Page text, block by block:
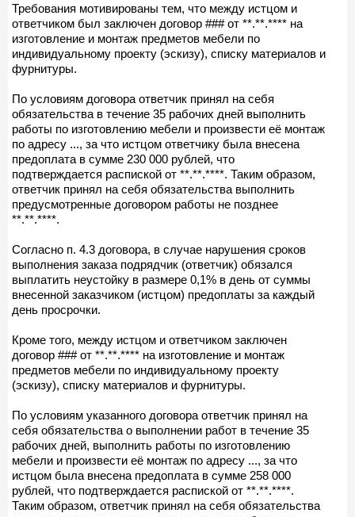
Требования мотивированы тем, что между истцом и
ответчиком был заключен договор ### от **.**.**** на
изготовление и монтаж предметов мебели по
индивидуальному проекту (эскизу), списку материалов и
фурнитуры.
По условиям договора ответчик принял на себя
обязательства в течение 35 рабочих дней выполнить
работы по изготовлению мебели и произвести её монтаж
по адресу ..., за что истцом ответчику была внесена
предоплата в сумме 230 000 рублей, что
подтверждается распиской от **.**.****. Таким образом,
ответчик принял на себя обязательства выполнить
предусмотренные договором работы не позднее
**.**.****.
Согласно п. 4.3 договора, в случае нарушения сроков
выполнения заказа подрядчик (ответчик) обязался
выплатить неустойку в размере 0,1% в день от суммы
внесенной заказчиком (истцом) предоплаты за каждый
день просрочки.
Кроме того, между истцом и ответчиком заключен
договор ### от **.**.**** на изготовление и монтаж
предметов мебели по индивидуальному проекту
(эскизу), списку материалов и фурнитуры.
По условиям указанного договора ответчик принял на
себя обязательства о выполнении работ в течение 35
рабочих дней, выполнить работы по изготовлению
мебели и произвести её монтаж по адресу ..., за что
истцом была внесена предоплата в сумме 258 000
рублей, что подтверждается распиской от **.**.****.
Таким образом, ответчик принял на себя обязательства